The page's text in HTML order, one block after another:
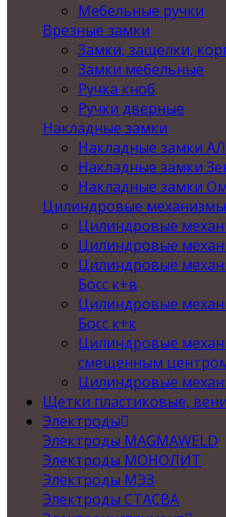
Мебельные ручки
Врезные замки
Замки, защелки,
Замки мебельные
Ручка кноб
Ручки дверные
Накладные замки
Накладные замки
Накладные замки
Накладные замки
Цилиндровые механизмы
Цилиндровые
Цилиндровые
Цилиндровые
Босс к+в
Цилиндровые
Босс к+к
Цилиндровые
смещенным
Цилиндровые
Щетки пластиковые,
Электроды
Электроды MAGMAWELD
Электроды МОНОЛИТ
Электроды МЭЗ
Электроды СТАСВА